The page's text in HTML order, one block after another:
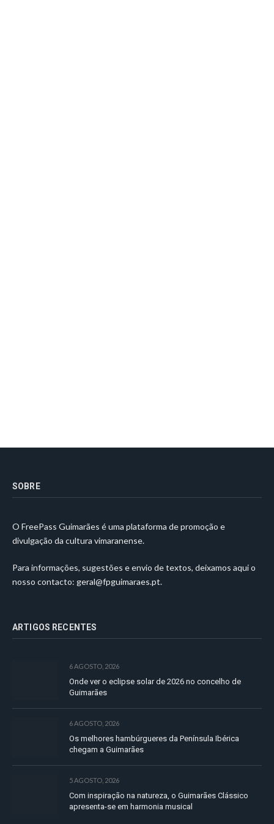
SOBRE
O FreePass Guimarães é uma plataforma de promoção e
divulgação da cultura vimaranense.
Para informações, sugestões e envio de textos, deixamos aqui o
nosso contacto: geral@fpguimaraes.pt.
ARTIGOS RECENTES
6 AGOSTO, 2026
Onde ver o eclipse solar de 2026 no concelho de
Guimarães
6 AGOSTO, 2026
Os melhores hambúrgueres da Península Ibérica
chegam a Guimarães
5 AGOSTO, 2026
Com inspiração na natureza, o Guimarães Clássico
apresenta-se em harmonia musical